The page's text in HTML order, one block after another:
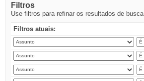
Filtros
Use filtros para refinar os resultados de busca.
Filtros atuais: